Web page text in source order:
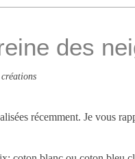
des
récemment. Je vous